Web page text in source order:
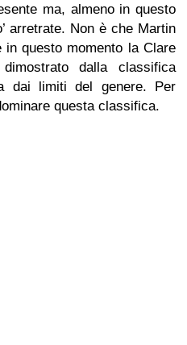
ma, almeno in questo
arretrate. Non è che Martin
in questo momento la Clare
dalla classifica
dai limiti del genere. Per
questa classifica.